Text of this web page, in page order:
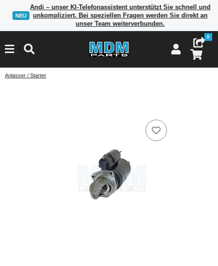
NEU
Andi – unser KI-Telefonassistent unterstützt Sie schnell und
unkompliziert. Bei speziellen Fragen werden Sie direkt an
unser Team weiterverbunden.
0
Anlasser / Starter